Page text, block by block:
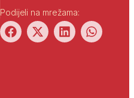
Podijeli na mrežama: